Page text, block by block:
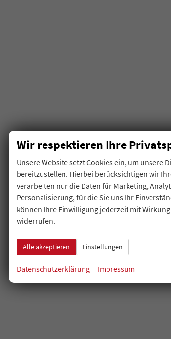
Wir respektieren Ihre
Unsere Website setzt Cookies ein, um unsere
bereitzustellen. Hierbei berücksichtigen wir
verarbeiten nur die Daten für Marketing,
Personalisierung, für die Sie uns Ihr
können Ihre Einwilligung jederzeit mit
widerrufen.
Alle akzeptieren Einstellungen
Datenschutzerklärung Impressum